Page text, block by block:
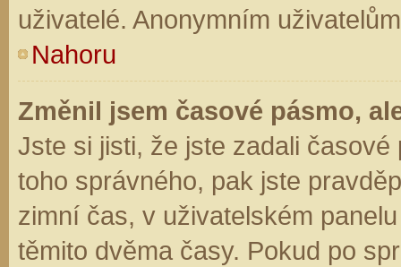
uživatelé. Anonymním
Nahoru
Změnil jsem časové pásmo,
Jste si jisti, že jste zadali
toho správného, pak jste
zimní čas, v uživatelském
těmito dvěma časy. Pokud po